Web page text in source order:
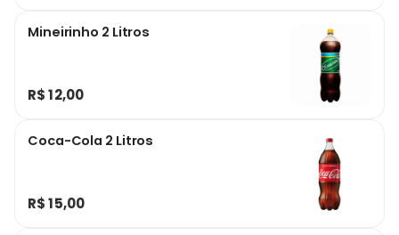
Mineirinho 2 Litros
R$ 12,00
Coca-Cola 2 Litros
R$ 15,00